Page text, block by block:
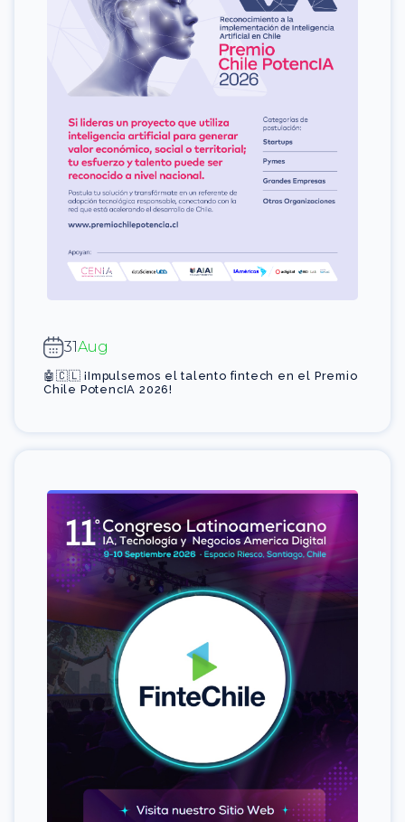
31Aug
🤖🇨🇱 ¡Impulsemos el talento fintech en el Premio
Chile PotencIA 2026!